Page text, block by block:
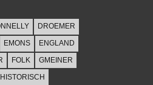
DROEMER
EMONS
ENGLAND
FOLK
GMEINER
HISTORISCH